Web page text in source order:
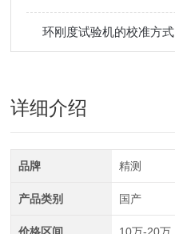
环刚度试验机的校准方式
详细介绍
品牌 精测
产品类别 国产